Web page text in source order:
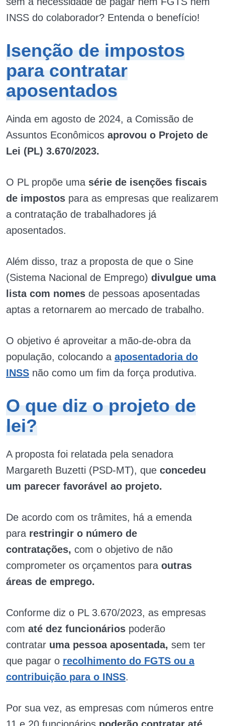
INSS do colaborador? Entenda o benefício!
Isenção de impostos
para contratar
aposentados
Ainda em agosto de 2024, a Comissão de
Assuntos Econômicos aprovou o Projeto de
Lei (PL) 3.670/2023.
O PL propõe uma série de isenções fiscais
de impostos para as empresas que realizarem
a contratação de trabalhadores já
aposentados.
Além disso, traz a proposta de que o Sine
(Sistema Nacional de Emprego) divulgue uma
lista com nomes de pessoas aposentadas
aptas a retornarem ao mercado de trabalho.
O objetivo é aproveitar a mão-de-obra da
população, colocando a aposentadoria do
INSS não como um fim da força produtiva.
O que diz o projeto de
lei?
A proposta foi relatada pela senadora
Margareth Buzetti (PSD-MT), que concedeu
um parecer favorável ao projeto.
De acordo com os trâmites, há a emenda
para restringir o número de
contratações, com o objetivo de não
comprometer os orçamentos para outras
áreas de emprego.
Conforme diz o PL 3.670/2023, as empresas
com até dez funcionários poderão
contratar uma pessoa aposentada, sem ter
que pagar o recolhimento do FGTS ou a
contribuição para o INSS.
Por sua vez, as empresas com números entre